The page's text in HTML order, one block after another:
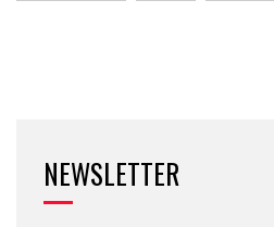
NEWSLETTER